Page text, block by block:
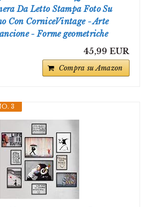
Da Letto Stampa Foto Su
Con CorniceVintage - Arte
- Forme geometriche
45,99 EUR
Compra su Amazon
3